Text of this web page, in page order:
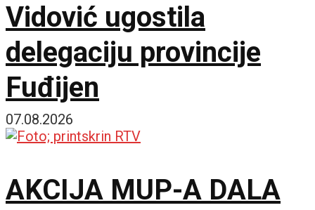
Vidović ugostila
delegaciju provincije
Fuđijen
07.08.2026
AKCIJA MUP-A DALA